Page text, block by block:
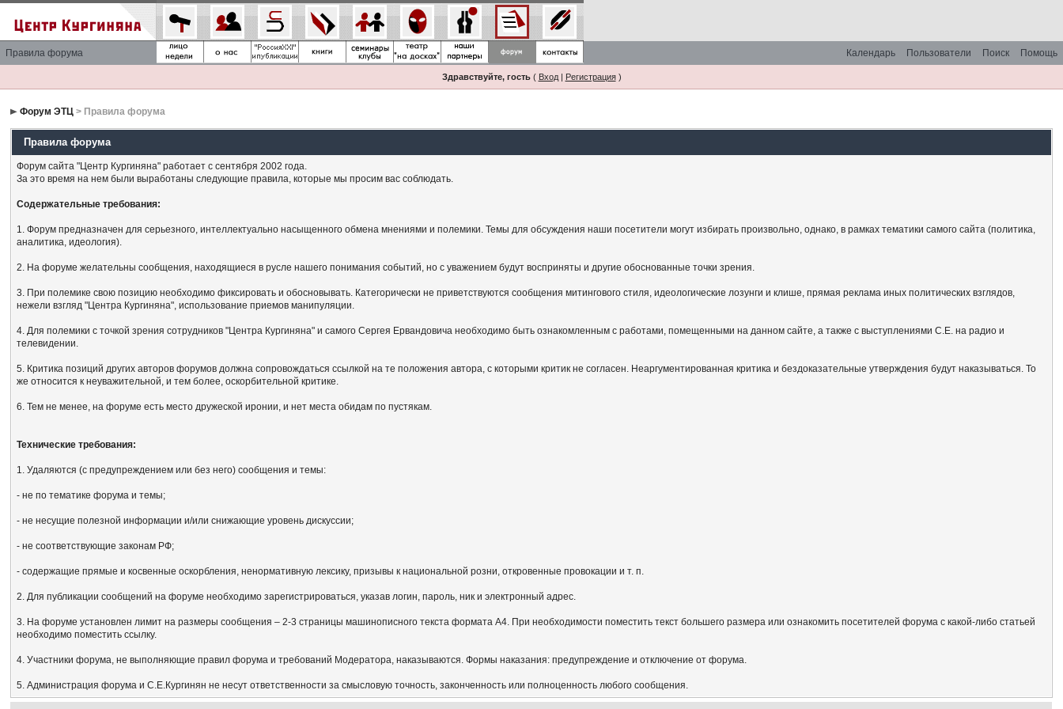
Правила форума Помощь
Поиск
Пользователи
Календарь
Здравствуйте, гость( Вход| Регистрация)
Форум ЭТЦ > Правила форума
Правила форума
Форум сайта "Центр Кургиняна" работает с сентября 2002 года.
За это время на нем были выработаны следующие правила, которые мы просим вас соблюдать.
Содержательные требования:
1. Форум предназначен для серьезного, интеллектуально насыщенного обмена мнениями и полемики. Темы для обсуждения наши посетители могут избирать произвольно, однако, в рамках тематики самого сайта (политика,
аналитика, идеология).
2. На форуме желательны сообщения, находящиеся в русле нашего понимания событий, но с уважением будут восприняты и другие обоснованные точки зрения.
3. При полемике свою позицию необходимо фиксировать и обосновывать. Категорически не приветствуются сообщения митингового стиля, идеологические лозунги и клише, прямая реклама иных политических взглядов,
нежели взгляд "Центра Кургиняна", использование приемов манипуляции.
4. Для полемики с точкой зрения сотрудников "Центра Кургиняна" и самого Сергея Ервандовича необходимо быть ознакомленным с работами, помещенными на данном сайте, а также с выступлениями С.Е. на радио и
телевидении.
5. Критика позиций других авторов форумов должна сопровождаться ссылкой на те положения автора, с которыми критик не согласен. Неаргументированная критика и бездоказательные утверждения будут наказываться. То
же относится к неуважительной, и тем более, оскорбительной критике.
6. Тем не менее, на форуме есть место дружеской иронии, и нет места обидам по пустякам.
Технические требования:
1. Удаляются (с предупреждением или без него) сообщения и темы:
- не по тематике форума и темы;
- не несущие полезной информации и/или снижающие уровень дискуссии;
- не соответствующие законам РФ;
- содержащие прямые и косвенные оскорбления, ненормативную лексику, призывы к национальной розни, откровенные провокации и т. п.
2. Для публикации сообщений на форуме необходимо зарегистрироваться, указав логин, пароль, ник и электронный адрес.
3. На форуме установлен лимит на размеры сообщения – 2-3 страницы машинописного текста формата А4. При необходимости поместить текст большего размера или ознакомить посетителей форума с какой-либо статьей
необходимо поместить ссылку.
4. Участники форума, не выполняющие правил форума и требований Модератора, наказываются. Формы наказания: предупреждение и отключение от форума.
5. Администрация форума и С.Е.Кургинян не несут ответственности за смысловую точность, законченность или полноценность любого сообщения.